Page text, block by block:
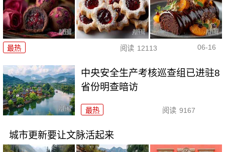
最热 阅读 12113 06-16
中央安全生产考核巡查组已进驻8
省份明查暗访
最热 阅读 9167
城市更新要让文脉活起来